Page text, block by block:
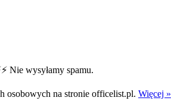
Nie wysyłamy spamu.
osobowych na stronie officelist.pl. Więcej »